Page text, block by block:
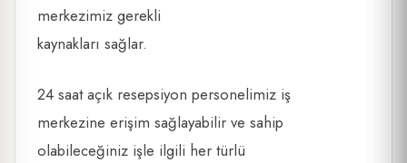
merkezimiz gerekli
kaynakları sağlar.
24 saat açık resepsiyon personelimiz iş
merkezine erişim sağlayabilir ve sahip
olabileceğiniz işle ilgili her türlü